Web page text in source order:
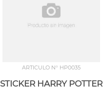
ARTICULO N° HP0035
STICKER HARRY POTTER